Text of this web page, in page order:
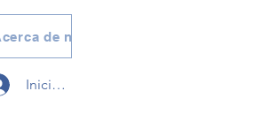
de nosotros
Iniciar sesión